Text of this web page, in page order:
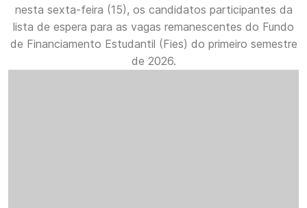
nesta sexta-feira (15), os candidatos participantes da
lista de espera para as vagas remanescentes do Fundo
de Financiamento Estudantil (Fies) do primeiro semestre
de 2026.